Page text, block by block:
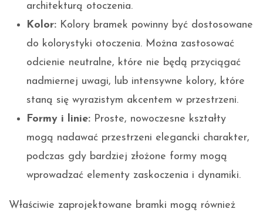
architekturą otoczenia.
Kolor: Kolory bramek powinny być dostosowane
do kolorystyki otoczenia. Można zastosować
odcienie neutralne, które nie będą przyciągać
nadmiernej uwagi, lub intensywne kolory, które
staną się wyrazistym akcentem w przestrzeni.
Formy i linie: Proste, nowoczesne kształty
mogą nadawać przestrzeni elegancki charakter,
podczas gdy bardziej złożone formy mogą
wprowadzać elementy zaskoczenia i dynamiki.
Właściwie zaprojektowane bramki mogą również